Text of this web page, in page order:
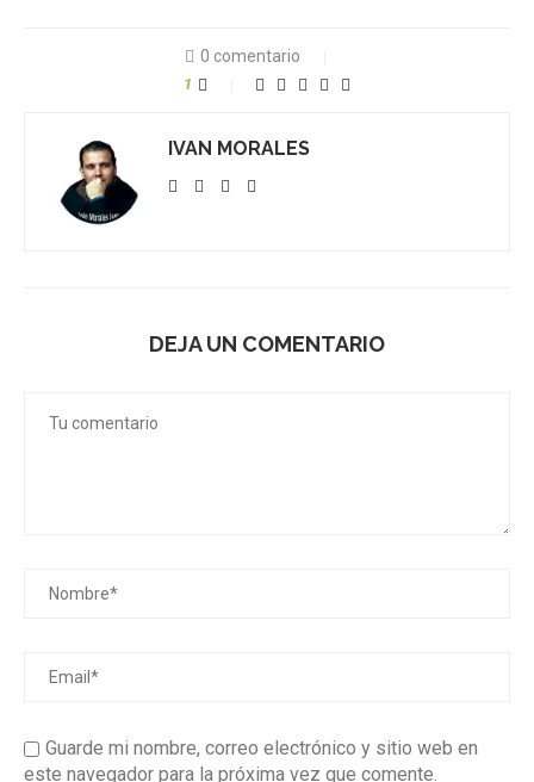
0 comentario
1
IVAN MORALES
DEJA UN COMENTARIO
Guarde mi nombre, correo electrónico y sitio web en
este navegador para la próxima vez que comente.